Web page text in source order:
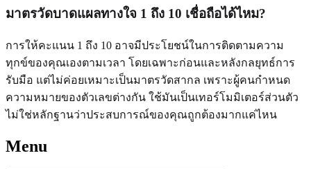
มาตรวัดบาดแผลทางใจ 1 ถึง 10 เชื่อถือได้ไหม?
การให้คะแนน 1 ถึง 10 อาจมีประโยชน์ในการติดตามความ
ทุกข์ของคุณเองตามเวลา โดยเฉพาะก่อนและหลังกลยุทธ์การ
รับมือ แต่ไม่ค่อยเหมาะเป็นมาตรวัดสากล เพราะผู้คนกำหนด
ความหมายของตัวเลขต่างกัน ใช้มันเป็นเทอร์โมมิเตอร์ส่วนตัว
ไม่ใช่หลักฐานว่าประสบการณ์ของคุณถูกต้องมากแค่ไหน
Menu